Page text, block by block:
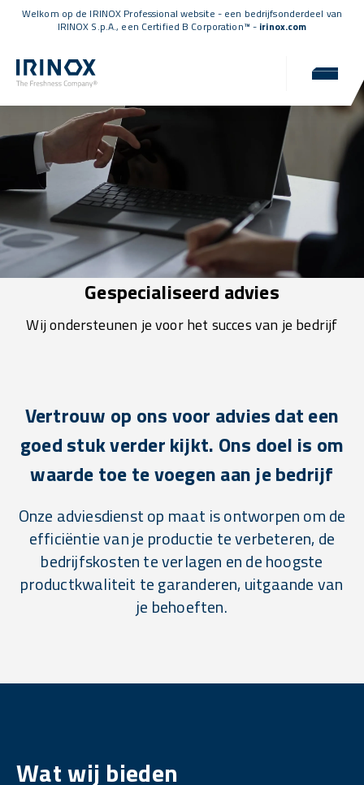
Welkom op de IRINOX Professional website - een bedrijfsonderdeel van
IRINOX S.p.A., een Certified B Corporation™ - irinox.com
Gespecialiseerd advies
Wij ondersteunen je voor het succes van je bedrijf
Vertrouw op ons voor advies dat een
goed stuk verder kijkt. Ons doel is om
waarde toe te voegen aan je bedrijf
Onze adviesdienst op maat is ontworpen om de
efficiëntie van je productie te verbeteren, de
bedrijfskosten te verlagen en de hoogste
productkwaliteit te garanderen, uitgaande van
je behoeften.
Wat wij bieden